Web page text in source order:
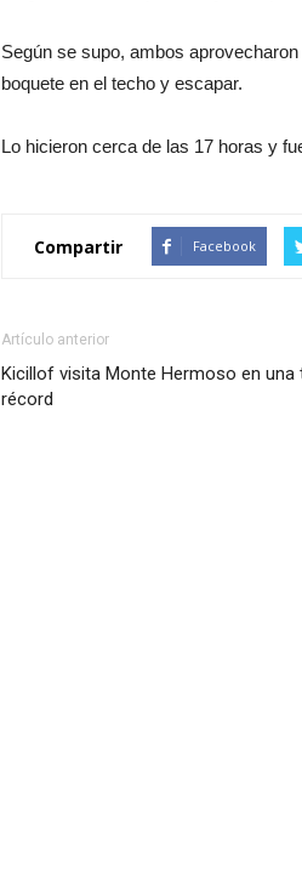
Según se supo, ambos
boquete en el techo y escapar.
Lo hicieron cerca de las 17 horas y
Compartir Facebook
Artículo anterior
Kicillof visita Monte Hermoso en una
récord